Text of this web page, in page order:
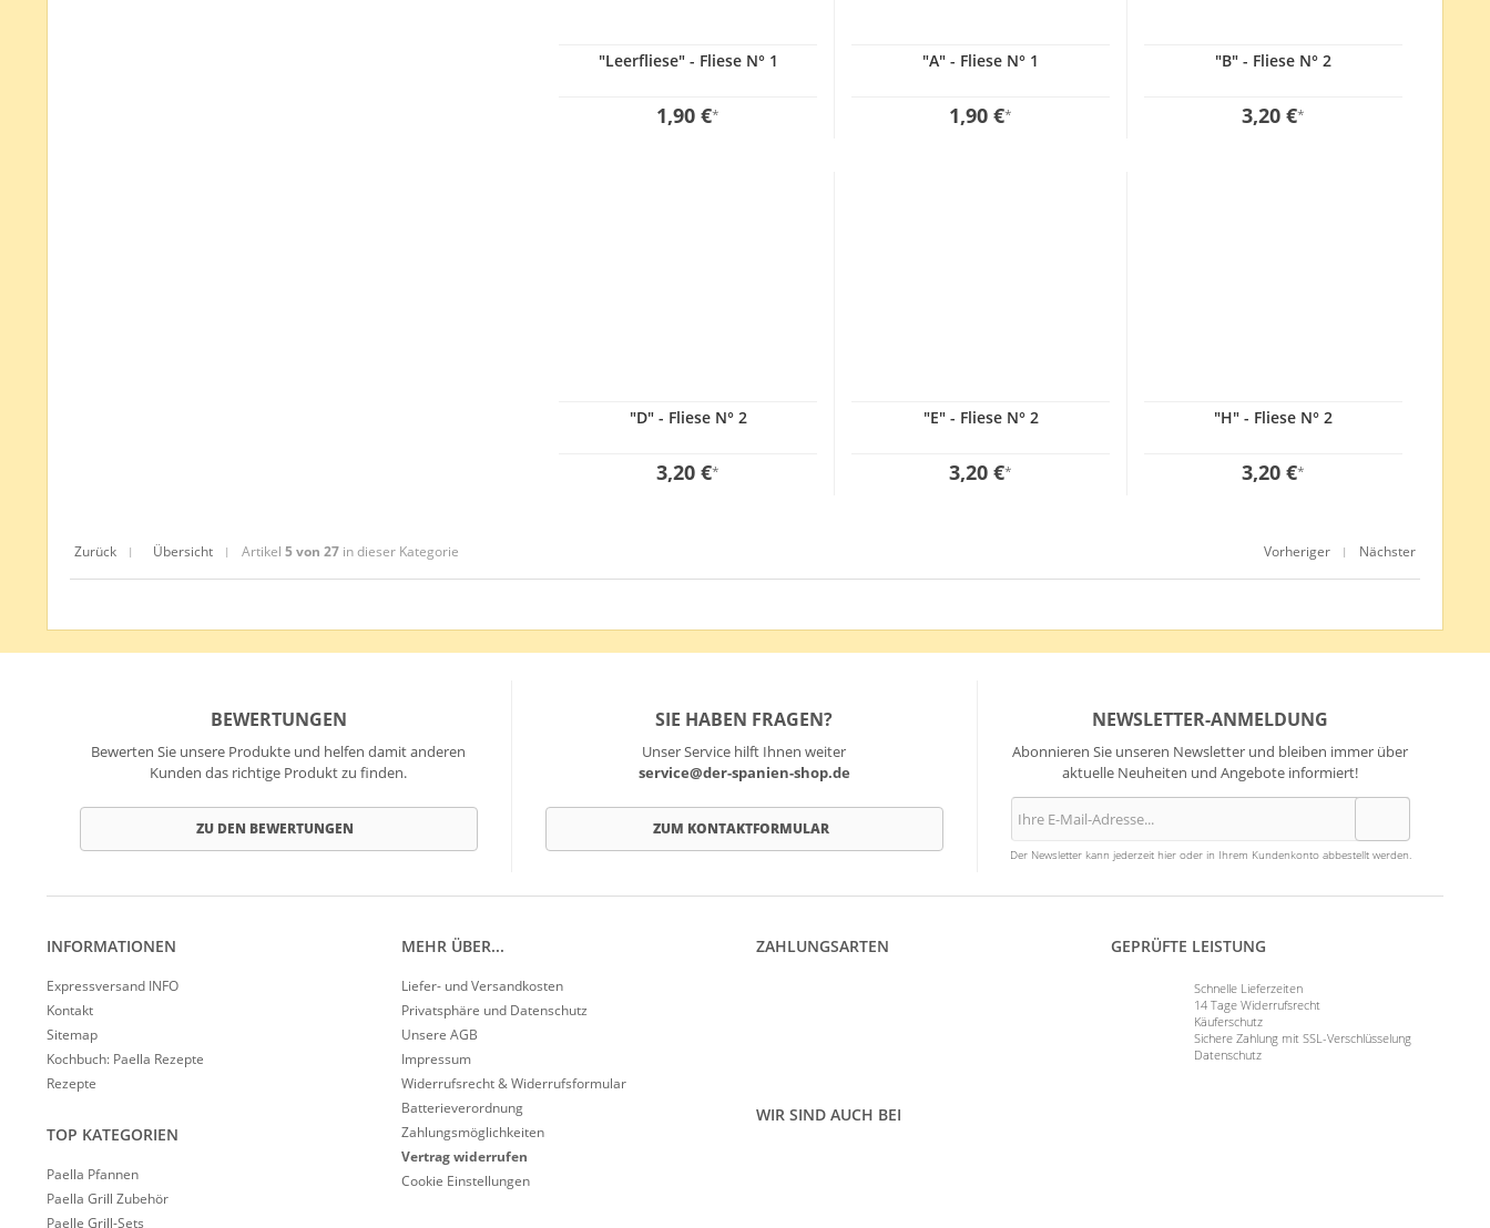
"Leerfliese" - Fliese N° 1
1,90 €*
"A" - Fliese N° 1
1,90 €*
"B" - Fliese N° 2
3,20 €*
"D" - Fliese N° 2
3,20 €*
"E" - Fliese N° 2
3,20 €*
"H" - Fliese N° 2
3,20 €*
Zurück | Übersicht | Artikel 5 von 27 in dieser Kategorie Vorheriger | Nächster
BEWERTUNGEN
Bewerten Sie unsere Produkte und helfen damit anderen
Kunden das richtige Produkt zu finden.
ZU DEN BEWERTUNGEN
SIE HABEN FRAGEN?
Unser Service hilft Ihnen weiter
service@der-spanien-shop.de
ZUM KONTAKTFORMULAR
NEWSLETTER-ANMELDUNG
Abonnieren Sie unseren Newsletter und bleiben immer über
aktuelle Neuheiten und Angebote informiert!
Der Newsletter kann jederzeit hier oder in Ihrem Kundenkonto abbestellt werden.
INFORMATIONEN
Expressversand INFO
Kontakt
Sitemap
Kochbuch: Paella Rezepte
Rezepte
TOP KATEGORIEN
Paella Pfannen
Paella Grill Zubehör
Paelle Grill-Sets
MEHR ÜBER...
Liefer- und Versandkosten
Privatsphäre und Datenschutz
Unsere AGB
Impressum
Widerrufsrecht & Widerrufsformular
Batterieverordnung
Zahlungsmöglichkeiten
Vertrag widerrufen
Cookie Einstellungen
ZAHLUNGSARTEN
WIR SIND AUCH BEI
GEPRÜFTE LEISTUNG
Schnelle Lieferzeiten
14 Tage Widerrufsrecht
Käuferschutz
Sichere Zahlung mit SSL-Verschlüsselung
Datenschutz